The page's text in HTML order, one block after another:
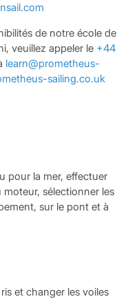
de notre école de
veuillez appeler le +44
learn@prometheus-
sailing.co.uk
pour la mer, effectuer
sélectionner les
sur le pont et à
et changer les voiles